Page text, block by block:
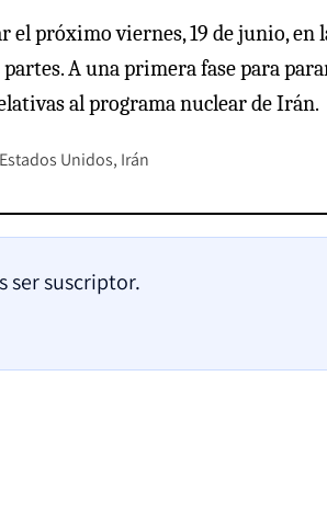
próximo viernes, 19 de junio, en
A una primera fase para
al programa nuclear de Irán.
Estados Unidos Irán
ser suscriptor.